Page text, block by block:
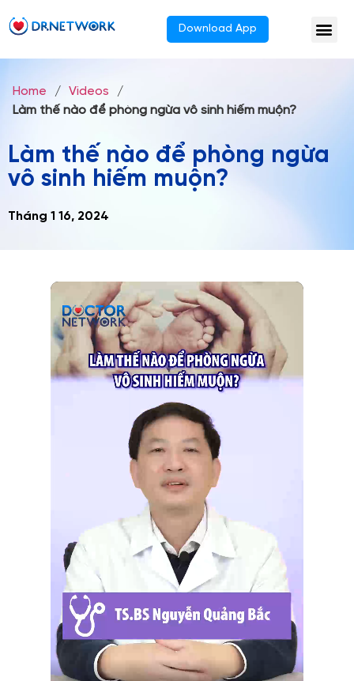
Download App
Home / Videos
/
Làm thế nào để phòng ngừa vô sinh hiếm muộn?
Làm thế nào để phòng ngừa
vô sinh hiếm muộn?
Tháng 1 16, 2024